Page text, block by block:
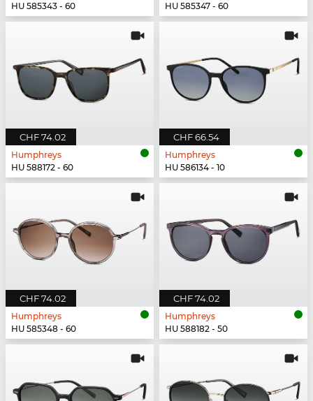
HU 585343 - 60
HU 585347 - 60
CHF 74.02
Humphreys
HU 588172 - 60
CHF 66.54
Humphreys
HU 586134 - 10
CHF 74.02
Humphreys
HU 585348 - 60
CHF 74.02
Humphreys
HU 588182 - 50